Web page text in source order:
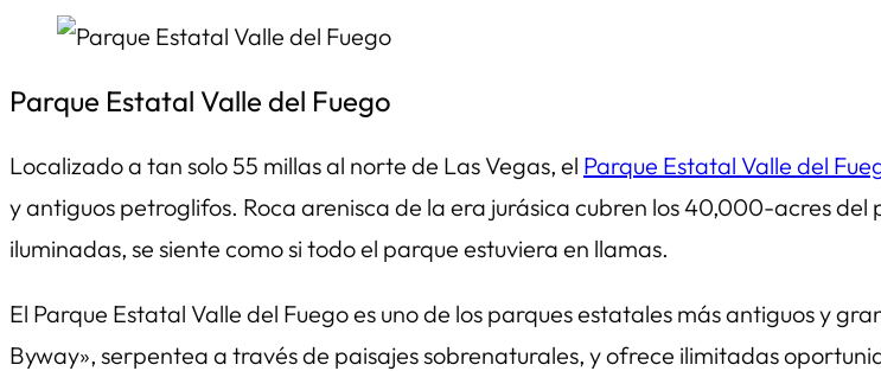
Parque Estatal Valle del Fuego
Localizado a tan solo 55 millas al norte de Las Vegas, el Parque Estatal Valle del
y antiguos petroglifos. Roca arenisca de la era jurásica cubren los 40,000-acres
iluminadas, se siente como si todo el parque estuviera en llamas.
El Parque Estatal Valle del Fuego es uno de los parques estatales más antiguos y
Byway», serpentea a través de paisajes sobrenaturales, y ofrece ilimitadas